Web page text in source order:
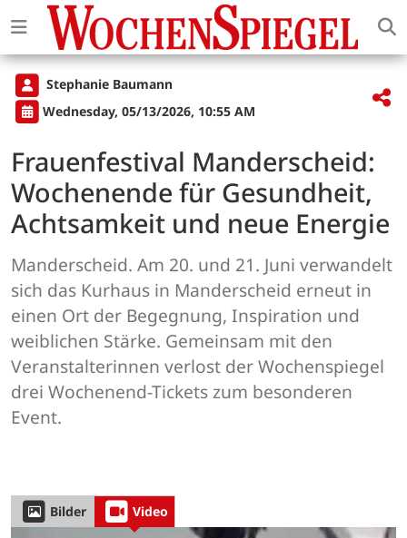
Stephanie Baumann
Wednesday, 05/13/2026, 10:55 AM
Frauenfestival Manderscheid:
Wochenende für Gesundheit,
Achtsamkeit und neue Energie
Manderscheid. Am 20. und 21. Juni verwandelt
sich das Kurhaus in Manderscheid erneut in
einen Ort der Begegnung, Inspiration und
weiblichen Stärke. Gemeinsam mit den
Veranstalterinnen verlost der Wochenspiegel
drei Wochenend-Tickets zum besonderen
Event.
Bilder Video